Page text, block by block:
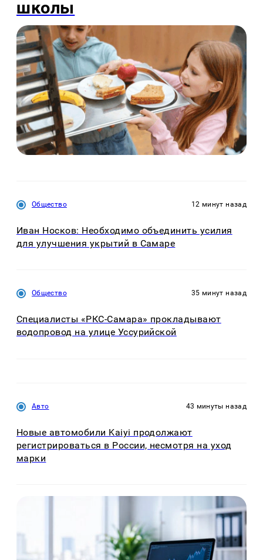
школы
Общество 12 минут назад
Иван Носков: Необходимо объединить усилия
для улучшения укрытий в Самаре
Общество 35 минут назад
Специалисты «РКС-Самара» прокладывают
водопровод на улице Уссурийской
Авто 43 минуты назад
Новые автомобили Kaiyi продолжают
регистрироваться в России, несмотря на уход
марки